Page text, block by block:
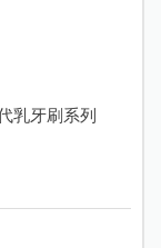
乳牙刷系列